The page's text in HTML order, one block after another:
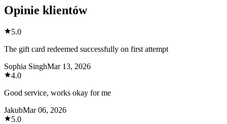
Opinie klientów
5.0
The gift card redeemed successfully on first attempt
Sophia SinghMar 13, 2026
4.0
Good service, works okay for me
JakubMar 06, 2026
5.0